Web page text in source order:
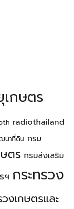
กษตร
radiothailand
นาที่ดิน กรม
ตร กรมส่งเสริม
ฯ กระทรวง
งเกษตรเเละ